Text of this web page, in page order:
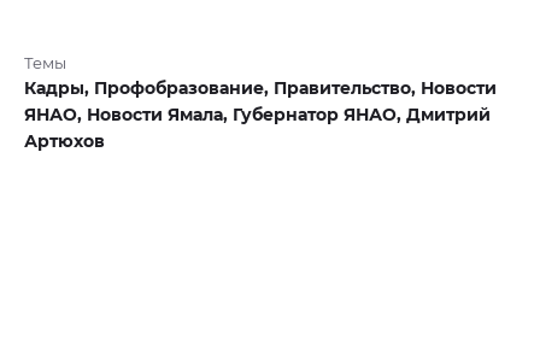
Темы
Кадры, Профобразование, Правительство, Новости
ЯНАО, Новости Ямала, Губернатор ЯНАО, Дмитрий
Артюхов